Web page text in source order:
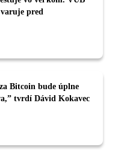
pred
Bitcoin bude úplne
tvrdí Dávid Kokavec